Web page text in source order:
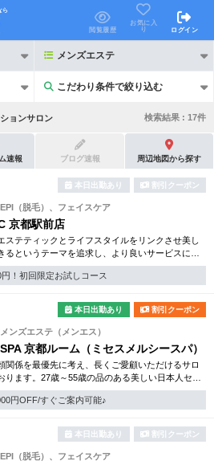
ら
閲覧履歴
お気に入
り
ログイン
メンズエステ
こだわり条件で絞り込む
こだわり条件で絞り込む
24時以降も受付
リピーター割引あり
ポイントカード有
領収証発行可
団体様歓迎
半個室あり
シャワー室完備
岩盤浴あり
有資格者在籍
ョンサロン 検索結果 : 17件
速報 ブログ速報 周辺地図から探す
本日出勤あり 割引クーポン
EPI（脱毛）、フェイスケア
京都駅前店
ステティックとライフスタイルをリンクさせ美し
るというテーマを追求し、より良いサービスに努
社開発のホームケア化粧品も多数。お得な体験コ
。
！初回限定お試しコース
本日出勤あり 割引クーポン
メンズエステ（メンエス）
京都ルーム（ミセスメルシースパ）
関係を最優先に考え、長くご愛顧いただけるサロ
ります。27歳～55歳の品のある美しい日本人セラ
、上質なおもてなしをご提供。
円OFF/すぐご案内可能♪
本日出勤あり 割引クーポン
EPI（脱毛）、フェイスケア